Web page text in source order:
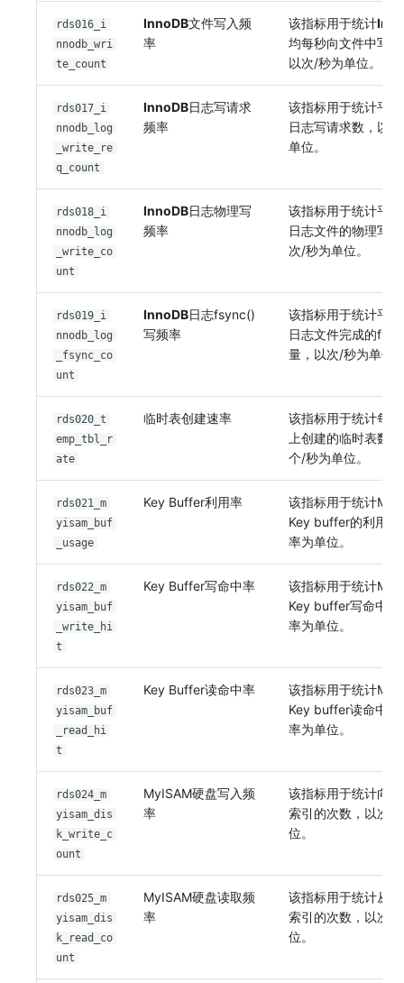
rds016_i
nnodb_wri
te_count
InnoDB文件写入频
率
该指标用于统计
均每秒向文件中写
以次/秒为单位。
rds017_i
nnodb_log
_write_re
q_count
InnoDB日志写请求
频率
该指标用于统计平
日志写请求数，以
单位。
rds018_i
nnodb_log
_write_co
unt
InnoDB日志物理写
频率
该指标用于统计平
日志文件的物理写
次/秒为单位。
rds019_i
nnodb_log
_fsync_co
unt
InnoDB日志fsync()
写频率
该指标用于统计平
日志文件完成的
量，以次/秒为单位
rds020_t
emp_tbl_r
ate
临时表创建速率
该指标用于统计每
上创建的临时表数
个/秒为单位。
rds021_m
yisam_buf
_usage
Key Buffer利用率
该指标用于统计
Key buffer的利用率
率为单位。
rds022_m
yisam_buf
_write_hi
t
Key Buffer写命中率
该指标用于统计
Key buffer写命中率
率为单位。
rds023_m
yisam_buf
_read_hi
t
Key Buffer读命中率
该指标用于统计
Key buffer读命中率
率为单位。
rds024_m
yisam_dis
k_write_c
ount
MyISAM硬盘写入频
率
该指标用于统计向
索引的次数，以次/
位。
rds025_m
yisam_dis
k_read_co
unt
MyISAM硬盘读取频
率
该指标用于统计从
索引的次数，以次/
位。